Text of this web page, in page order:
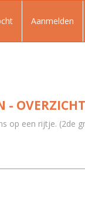
Aanmelden
- OVERZICHT
op een rijtje. (2de